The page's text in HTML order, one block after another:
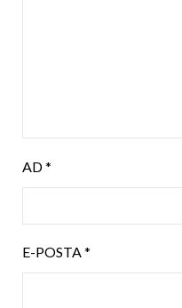
AD*
E-POSTA*